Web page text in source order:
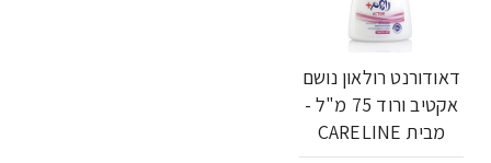
דאודורנט רולאון נושם
אקטיב ורוד 75 מ"ל -
מבית CARELINE